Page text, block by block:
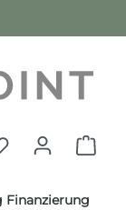
Finanzierung